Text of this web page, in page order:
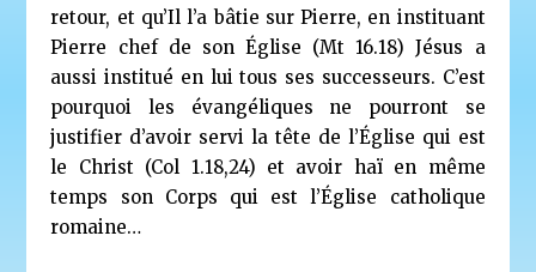
retour, et qu’Il l’a bâtie sur Pierre, en instituant
Pierre chef de son Église (Mt 16.18) Jésus a
aussi institué en lui tous ses successeurs. C’est
pourquoi les évangéliques ne pourront se
justifier d’avoir servi la tête de l’Église qui est
le Christ (Col 1.18,24) et avoir haï en même
temps son Corps qui est l’Église catholique
romaine…